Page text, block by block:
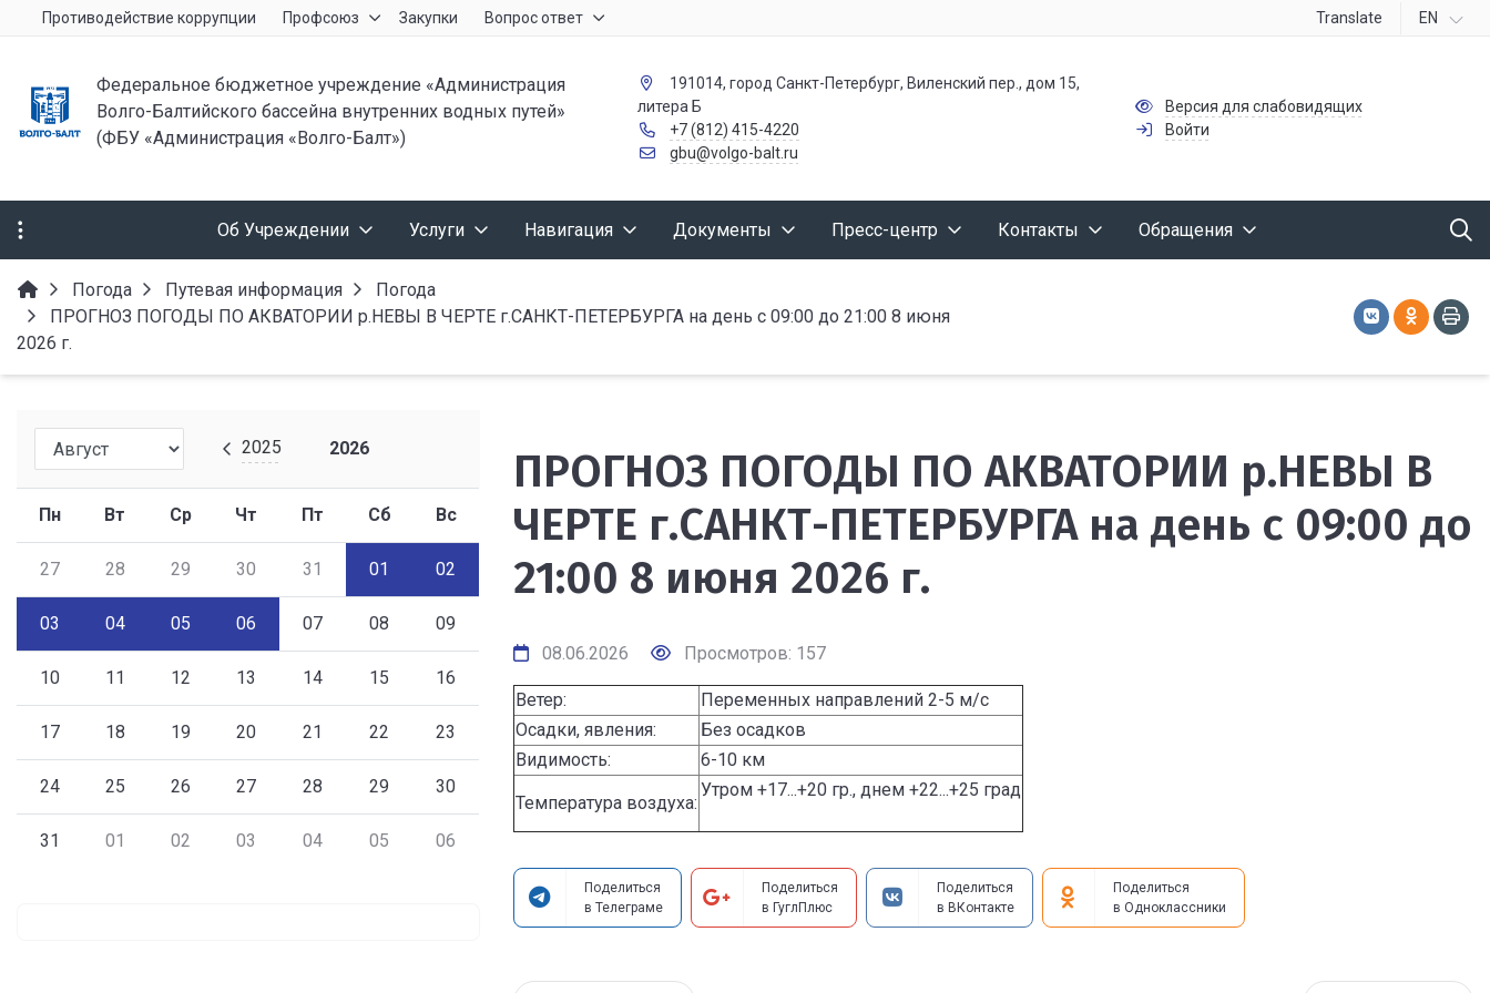
Противодействие коррупции Профсоюз Закупки Вопрос ответ Translate EN
Федеральное бюджетное учреждение «Администрация
Волго-Балтийского бассейна внутренних водных путей»
(ФБУ «Администрация «Волго-Балт»)
191014, город Санкт-Петербург, Виленский пер., дом 15,
литера Б
+7 (812) 415-4220
gbu@volgo-balt.ru
Версия для слабовидящих
Войти
Об Учреждении Услуги Навигация Документы Пресс-центр Контакты Обращения
Погода Путевая информация
Погода
ПРОГНОЗ ПОГОДЫ ПО АКВАТОРИИ р.НЕВЫ В ЧЕРТЕ г.САНКТ-ПЕТЕРБУРГА на день с 09:00 до 21:00 8 июня
2026 г.
2025 2026
Пн Вт Ср Чт Пт Сб Вс
27 28 29 30 31 01 02
03 04 05 06 07 08 09
10 11 12 13 14 15 16
17 18 19 20 21 22 23
24 25 26 27 28 29 30
31 01 02 03 04 05 06
ПРОГНОЗ ПОГОДЫ ПО АКВАТОРИИ р.НЕВЫ В
ЧЕРТЕ г.САНКТ-ПЕТЕРБУРГА на день с 09:00 до
21:00 8 июня 2026 г.
08.06.2026 Просмотров: 157
Ветер:
Переменных направлений 2-5 м/с
Осадки, явления:
Без осадков
Видимость:
6-10 км
Температура воздуха:
Утром +17...+20 гр., днем +22...+25 град
Поделиться
в Телеграме
Поделиться
в ГуглПлюс
Поделиться
в ВКонтакте
Поделиться
в Одноклассники